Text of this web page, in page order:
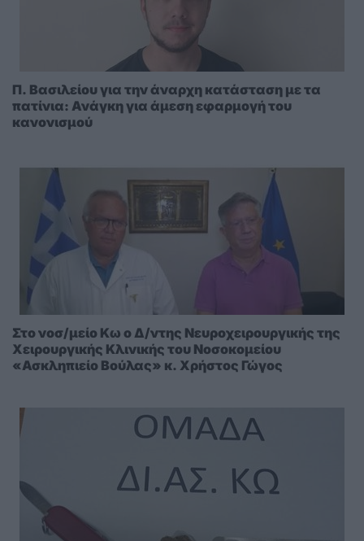
Π. Βασιλείου για την άναρχη κατάσταση με τα
πατίνια: Ανάγκη για άμεση εφαρμογή του
κανονισμού
Στο νοσ/μείο Κω ο Δ/ντης Νευροχειρουργικής της
Χειρουργικής Κλινικής του Νοσοκομείου
«Ασκληπιείο Βούλας» κ. Χρήστος Γώγος